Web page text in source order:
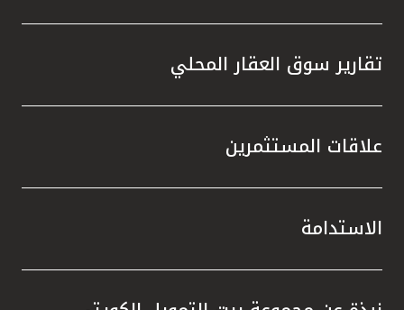
تقارير سوق العقار المحلي
علاقات المستثمرين
الاستدامة